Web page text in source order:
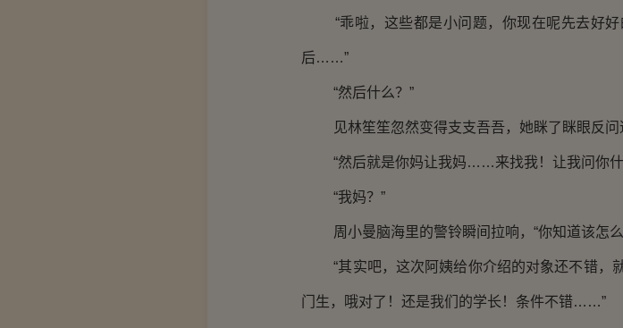
“乖啦，这些都是小问题，你现在呢先去好好
后……”
“然后什么？”
见林笙笙忽然变得支支吾吾，她眯了眯眼反问
“然后就是你妈让我妈……来找我！让我问你什
“我妈？”
周小曼脑海里的警铃瞬间拉响，“你知道该怎么
“其实吧，这次阿姨给你介绍的对象还不错，
门生，哦对了！还是我们的学长！条件不错……”